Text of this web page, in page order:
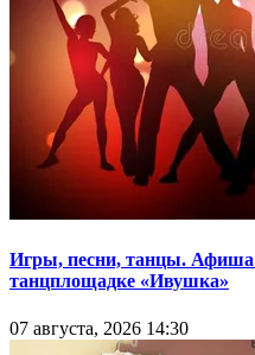
Игры, песни, танцы. Афиша
танцплощадке «Ивушка»
07 августа, 2026 14:30